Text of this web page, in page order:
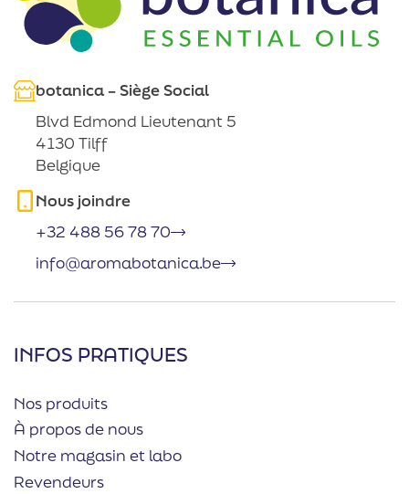
botanica – Siège Social
Blvd Edmond Lieutenant 5
4130 Tilff
Belgique
Nous joindre
+32 488 56 78 70
info@aromabotanica.be
INFOS PRATIQUES
Nos produits
À propos de nous
Notre magasin et labo
Revendeurs